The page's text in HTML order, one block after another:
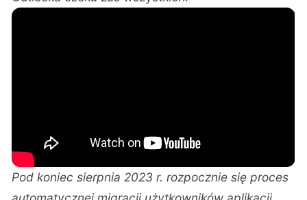
Pod koniec sierpnia 2023 r. rozpocznie się proces